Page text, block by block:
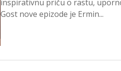
inspirativnu priču o rastu,
Gost nove epizode je Ermin...